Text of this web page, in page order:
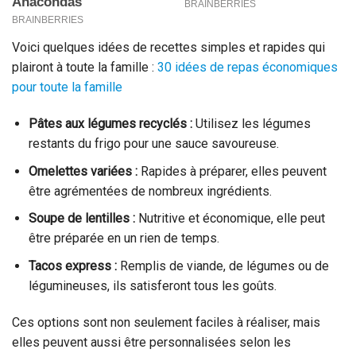
Voici quelques idées de recettes simples et rapides qui
plairont à toute la famille : 30 idées de repas économiques
pour toute la famille
Pâtes aux légumes recyclés :Utilisez les légumes
restants du frigo pour une sauce savoureuse.
Omelettes variées :Rapides à préparer, elles peuvent
être agrémentées de nombreux ingrédients.
Soupe de lentilles :Nutritive et économique, elle peut
être préparée en un rien de temps.
Tacos express :Remplis de viande, de légumes ou de
légumineuses, ils satisferont tous les goûts.
Ces options sont non seulement faciles à réaliser, mais
elles peuvent aussi être personnalisées selon les